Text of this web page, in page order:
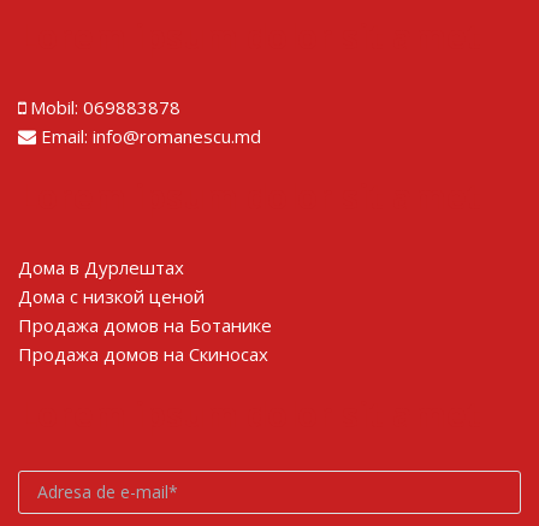
Mobil: 069883878
Email: info@romanescu.md
Дома в Дурлештах
Дома с низкой ценой
Продажа домов на Ботанике
Продажа домов на Скиносах